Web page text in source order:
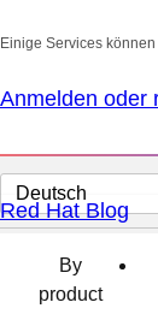
Einige Services
Anmelden oder
Sprache
auswählen
Red Hat Blog
By
product